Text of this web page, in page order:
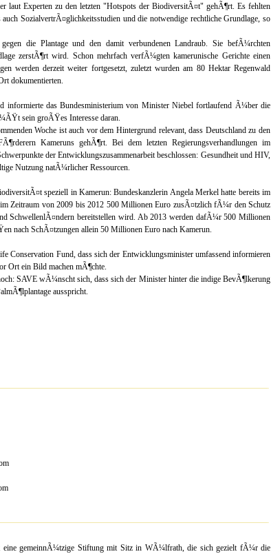
laut Experten zu den letzten "Hotspots der BiodiversitÃ¤t" gehÃ¶rt. Es fehlten
SozialvertrÃ¤glichkeitsstudien und die notwendige rechtliche Grundlage, so
die Plantage und den damit verbundenen Landraub. Sie befÃ¼rchten
zerstÃ¶rt wird. Schon mehrfach verfÃ¼gten kamerunische Gerichte einen
werden derzeit weiter fortgesetzt, zuletzt wurden am 80 Hektar Regenwald
dokumentierten.
informierte das Bundesministerium von Minister Niebel fortlaufend Ã¼ber die
sein groÃŸes Interesse daran.
Woche ist auch vor dem Hintergrund relevant, dass Deutschland zu den
Kameruns gehÃ¶rt. Bei dem letzten Regierungsverhandlungen im
der Entwicklungszusammenarbeit beschlossen: Gesundheit und HIV,
Nutzung natÃ¼rlicher Ressourcen.
speziell in Kamerun: Bundeskanzlerin Angela Merkel hatte bereits im
im Zeitraum von 2009 bis 2012 500 Millionen Euro zusÃ¤tzlich fÃ¼r den Schutz
SchwellenlÃ¤ndern bereitstellen wird. Ab 2013 werden dafÃ¼r 500 Millionen
nach SchÃ¤tzungen allein 50 Millionen Euro nach Kamerun.
Conservation Fund, dass sich der Entwicklungsminister umfassend informieren
Ort ein Bild machen mÃ¶chte.
SAVE wÃ¼nscht sich, dass sich der Minister hinter die indige BevÃ¶lkerung
ausspricht.
eine gemeinnÃ¼tzige Stiftung mit Sitz in WÃ¼lfrath, die sich gezielt fÃ¼r die